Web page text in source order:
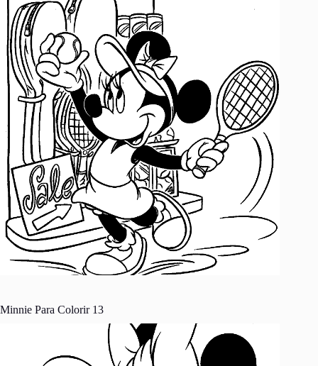
Minnie Para Colorir 13